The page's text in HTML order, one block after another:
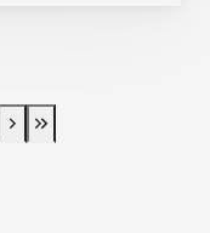
Next page
Last Page